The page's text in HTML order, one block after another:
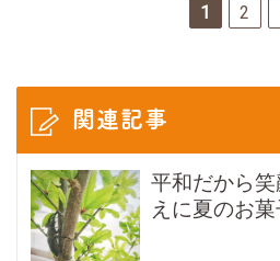
1 2
関連記事
平和だから
えに夏のお